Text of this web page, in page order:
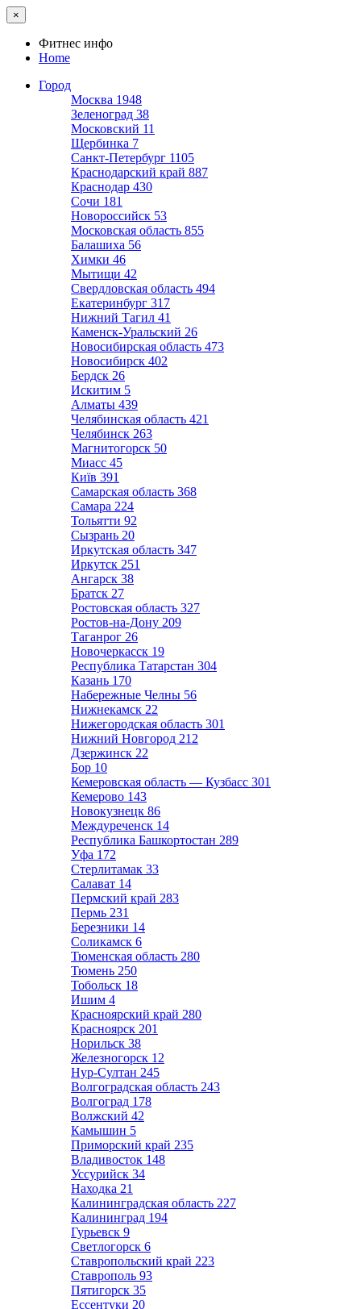
×
Фитнес инфо
Home
Город
Москва 1948
Зеленоград 38
Московский 11
Щербинка 7
Санкт-Петербург 1105
Краснодарский край 887
Краснодар 430
Сочи 181
Новороссийск 53
Московская область 855
Балашиха 56
Химки 46
Мытищи 42
Свердловская область 494
Екатеринбург 317
Нижний Тагил 41
Каменск-Уральский 26
Новосибирская область 473
Новосибирск 402
Бердск 26
Искитим 5
Алматы 439
Челябинская область 421
Челябинск 263
Магнитогорск 50
Миасс 45
Київ 391
Самарская область 368
Самара 224
Тольятти 92
Сызрань 20
Иркутская область 347
Иркутск 251
Ангарск 38
Братск 27
Ростовская область 327
Ростов-на-Дону 209
Таганрог 26
Новочеркасск 19
Республика Татарстан 304
Казань 170
Набережные Челны 56
Нижнекамск 22
Нижегородская область 301
Нижний Новгород 212
Дзержинск 22
Бор 10
Кемеровская область — Кузбасс 301
Кемерово 143
Новокузнецк 86
Междуреченск 14
Республика Башкортостан 289
Уфа 172
Стерлитамак 33
Салават 14
Пермский край 283
Пермь 231
Березники 14
Соликамск 6
Тюменская область 280
Тюмень 250
Тобольск 18
Ишим 4
Красноярский край 280
Красноярск 201
Норильск 38
Железногорск 12
Нур-Султан 245
Волгоградская область 243
Волгоград 178
Волжский 42
Камышин 5
Приморский край 235
Владивосток 148
Уссурийск 34
Находка 21
Калининградская область 227
Калининград 194
Гурьевск 9
Светлогорск 6
Ставропольский край 223
Ставрополь 93
Пятигорск 35
Ессентуки 20